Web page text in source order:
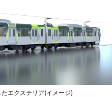
エクステリア(イメージ)